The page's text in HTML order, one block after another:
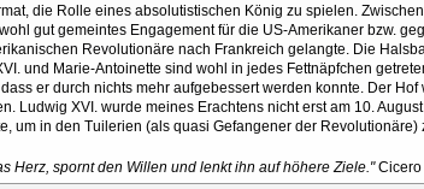
die Rolle eines absolutistischen König zu spielen.
gut gemeintes Engagement für die US-Amerikaner bzw.
Revolutionäre nach Frankreich gelangte. Die
und Marie-Antoinette sind wohl in jedes Fettnäpfchen
er durch nichts mehr aufgebessert werden konnte. Der
Ludwig XVI. wurde meines Erachtens nicht erst am 10.
um in den Tuilerien (als quasi Gefangener der Revolutionäre)
Herz, spornt den Willen und lenkt ihn auf höhere Ziele."Cicero